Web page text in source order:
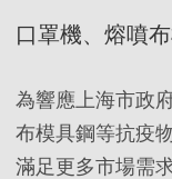
口罩機、熔噴
為響應上海市政
布模具鋼等抗疫
滿足更多市場需